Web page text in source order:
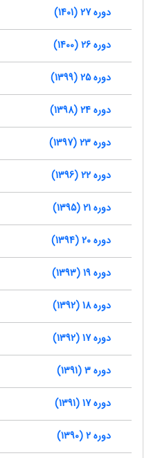
دوره 27 (1401)
دوره 26 (1400)
دوره 25 (1399)
دوره 24 (1398)
دوره 23 (1397)
دوره 22 (1396)
دوره 21 (1395)
دوره 20 (1394)
دوره 19 (1393)
دوره 18 (1392)
دوره 17 (1392)
دوره 3 (1391)
دوره 17 (1391)
دوره 2 (1390)